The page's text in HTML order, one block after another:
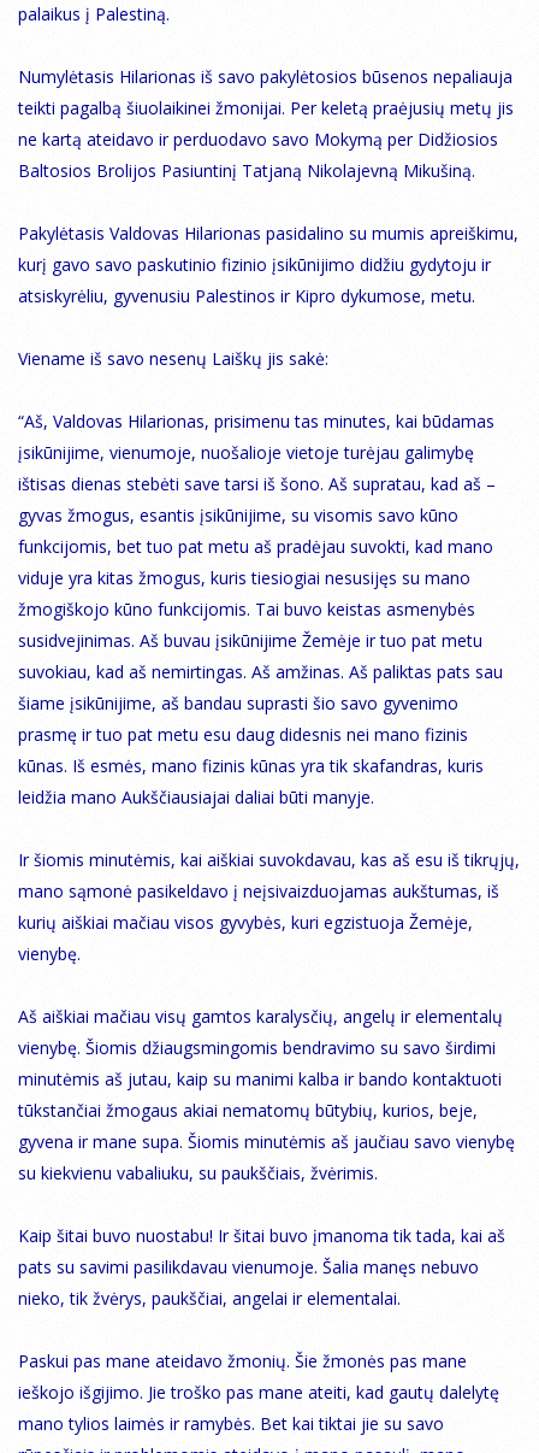
palaikus į Palestiną.
Numylėtasis Hilarionas iš savo pakylėtosios būsenos nepaliauja
teikti pagalbą šiuolaikinei žmonijai. Per keletą praėjusių metų jis
ne kartą ateidavo ir perduodavo savo Mokymą per Didžiosios
Baltosios Brolijos Pasiuntinį Tatjaną Nikolajevną Mikušiną.
Pakylėtasis Valdovas Hilarionas pasidalino su mumis apreiškimu,
kurį gavo savo paskutinio fizinio įsikūnijimo didžiu gydytoju ir
atsiskyrėliu, gyvenusiu Palestinos ir Kipro dykumose, metu.
Viename iš savo nesenų Laiškų jis sakė:
“Aš, Valdovas Hilarionas, prisimenu tas minutes, kai būdamas
įsikūnijime, vienumoje, nuošalioje vietoje turėjau galimybę
ištisas dienas stebėti save tarsi iš šono. Aš supratau, kad aš –
gyvas žmogus, esantis įsikūnijime, su visomis savo kūno
funkcijomis, bet tuo pat metu aš pradėjau suvokti, kad mano
viduje yra kitas žmogus, kuris tiesiogiai nesusijęs su mano
žmogiškojo kūno funkcijomis. Tai buvo keistas asmenybės
susidvejinimas. Aš buvau įsikūnijime Žemėje ir tuo pat metu
suvokiau, kad aš nemirtingas. Aš amžinas. Aš paliktas pats sau
šiame įsikūnijime, aš bandau suprasti šio savo gyvenimo
prasmę ir tuo pat metu esu daug didesnis nei mano fizinis
kūnas. Iš esmės, mano fizinis kūnas yra tik skafandras, kuris
leidžia mano Aukščiausiajai daliai būti manyje.
Ir šiomis minutėmis, kai aiškiai suvokdavau, kas aš esu iš tikrųjų,
mano sąmonė pasikeldavo į neįsivaizduojamas aukštumas, iš
kurių aiškiai mačiau visos gyvybės, kuri egzistuoja Žemėje,
vienybę.
Aš aiškiai mačiau visų gamtos karalysčių, angelų ir elementalų
vienybę. Šiomis džiaugsmingomis bendravimo su savo širdimi
minutėmis aš jutau, kaip su manimi kalba ir bando kontaktuoti
tūkstančiai žmogaus akiai nematomų būtybių, kurios, beje,
gyvena ir mane supa. Šiomis minutėmis aš jaučiau savo vienybę
su kiekvienu vabaliuku, su paukščiais, žvėrimis.
Kaip šitai buvo nuostabu! Ir šitai buvo įmanoma tik tada, kai aš
pats su savimi pasilikdavau vienumoje. Šalia manęs nebuvo
nieko, tik žvėrys, paukščiai, angelai ir elementalai.
Paskui pas mane ateidavo žmonių. Šie žmonės pas mane
ieškojo išgijimo. Jie troško pas mane ateiti, kad gautų dalelytę
mano tylios laimės ir ramybės. Bet kai tiktai jie su savo